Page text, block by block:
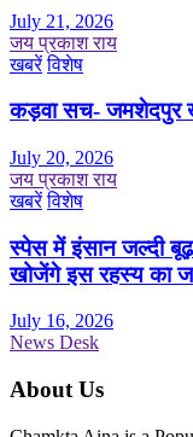
July 21, 2026
जय प्रकाश राय
खबरें विशेष
कड़वा सच- जमशेदपुर
July 20, 2026
जय प्रकाश राय
खबरें विशेष
स्पेस में इंसान जल्दी
खोजेंगे इस रहस्य का
July 16, 2026
News Desk
About Us